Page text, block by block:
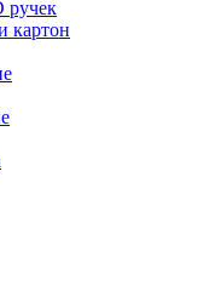
ручек
картон